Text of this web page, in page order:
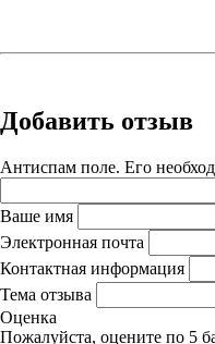
Добавить отзыв
Антиспам поле. Его
Ваше имя
Электронная почта
Контактная информация
Тема отзыва
Оценка
Пожалуйста, оцените по 5